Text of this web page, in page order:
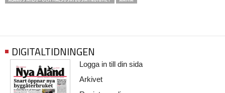
DIGITALTIDNINGEN
Logga in till din sida
Arkivet